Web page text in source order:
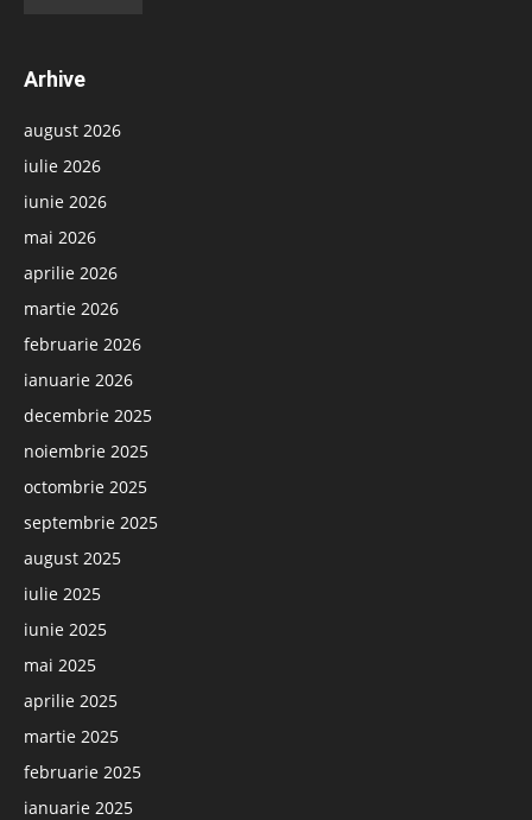
Arhive
august 2026
iulie 2026
iunie 2026
mai 2026
aprilie 2026
martie 2026
februarie 2026
ianuarie 2026
decembrie 2025
noiembrie 2025
octombrie 2025
septembrie 2025
august 2025
iulie 2025
iunie 2025
mai 2025
aprilie 2025
martie 2025
februarie 2025
ianuarie 2025